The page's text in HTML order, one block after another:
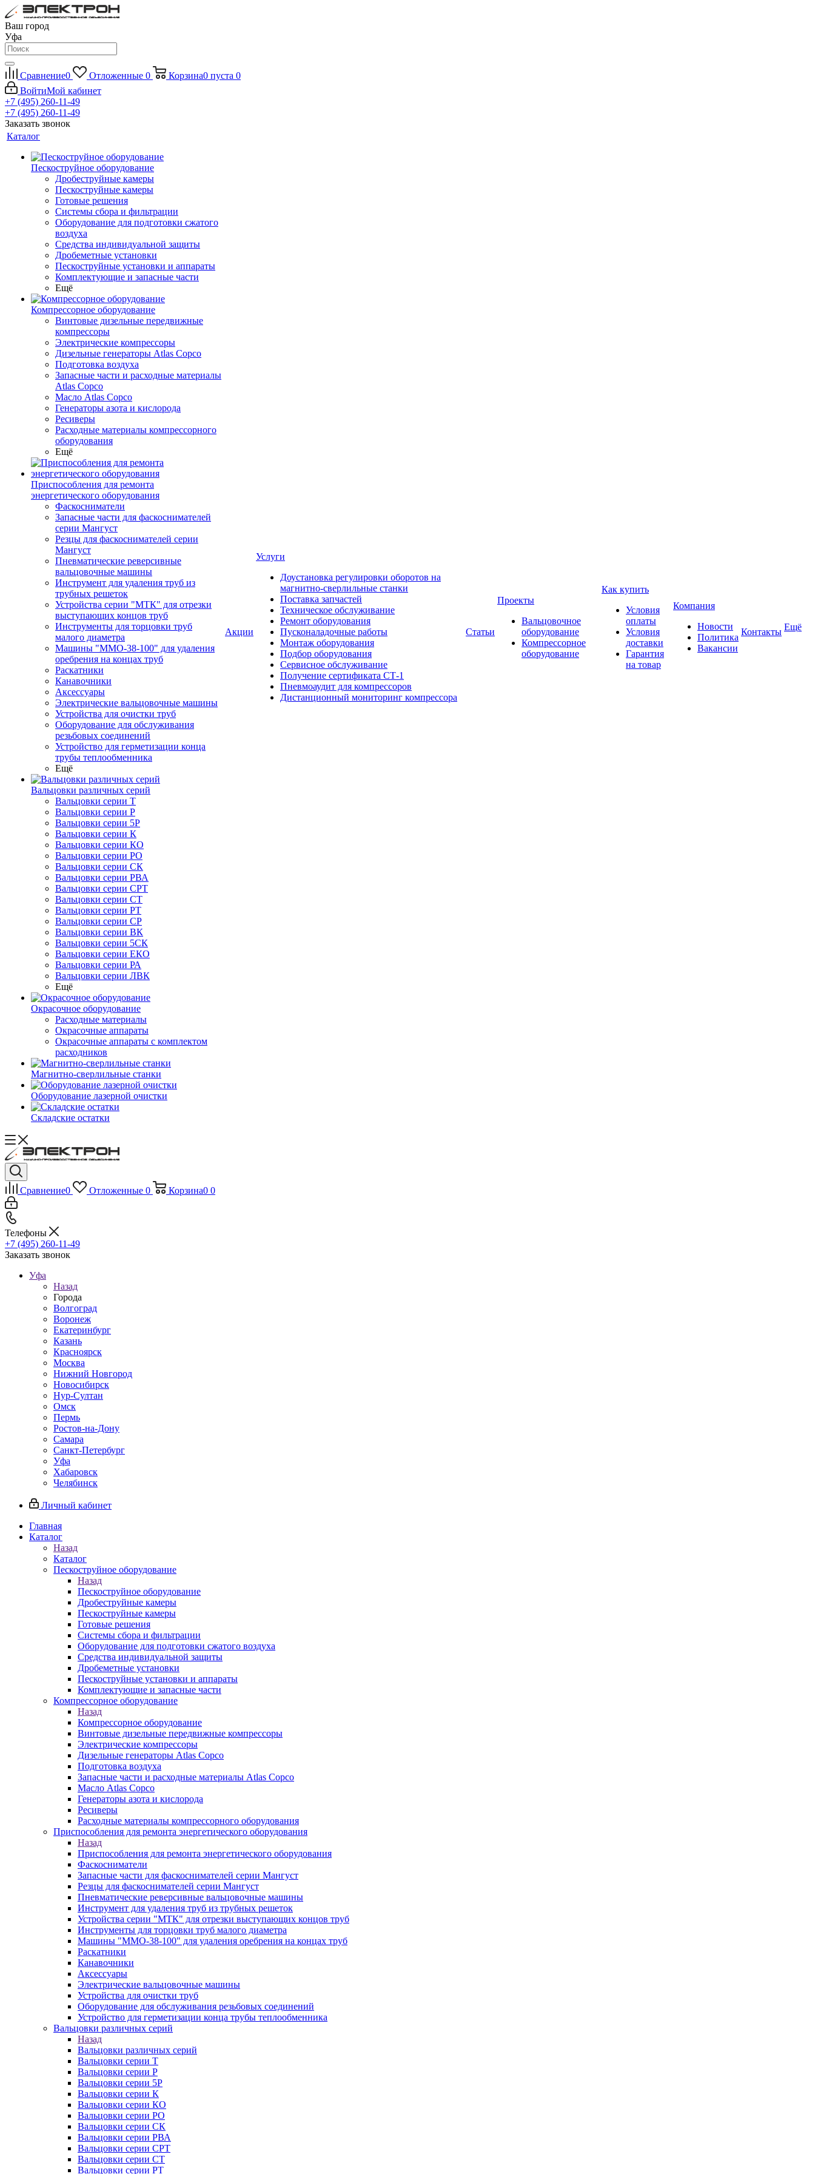
Ваш город
Уфа
Сравнение0 Отложенные 0 Корзина0 пуста 0
ВойтиМой кабинет
+7 (495) 260-11-49
+7 (495) 260-11-49
Заказать звонок
Каталог
Пескоструйное оборудование
Дробеструйные камеры
Пескоструйные камеры
Готовые решения
Системы сбора и фильтрации
Оборудование для подготовки сжатого
воздуха
Средства индивидуальной защиты
Дробеметные установки
Пескоструйные установки и аппараты
Комплектующие и запасные части
Ещё
Компрессорное оборудование
Винтовые дизельные передвижные
компрессоры
Электрические компрессоры
Дизельные генераторы Atlas Copco
Подготовка воздуха
Запасные части и расходные материалы
Atlas Copco
Масло Atlas Copco
Генераторы азота и кислорода
Ресиверы
Расходные материалы компрессорного
оборудования
Ещё
Приспособления для ремонта
энергетического оборудования
Фаскосниматели
Запасные части для фаскоснимателей
серии Мангуст
Резцы для фаскоснимателей серии
Мангуст
Пневматические реверсивные
вальцовочные машины
Инструмент для удаления труб из
трубных решеток
Устройства серии "МТК" для отрезки
выступающих концов труб
Инструменты для торцовки труб
малого диаметра
Машины "ММО-38-100" для удаления
оребрения на концах труб
Раскатники
Канавочники
Аксессуары
Электрические вальцовочные машины
Устройства для очистки труб
Оборудование для обслуживания
резьбовых соединений
Устройство для герметизации конца
трубы теплообменника
Ещё
Вальцовки различных серий
Вальцовки серии Т
Вальцовки серии Р
Вальцовки серии 5Р
Вальцовки серии К
Вальцовки серии КО
Вальцовки серии РО
Вальцовки серии СК
Вальцовки серии РВА
Вальцовки серии СРТ
Вальцовки серии СТ
Вальцовки серии РТ
Вальцовки серии СР
Вальцовки серии ВК
Вальцовки серии 5СК
Вальцовки серии ЕКО
Вальцовки серии РА
Вальцовки серии ЛВК
Ещё
Окрасочное оборудование
Расходные материалы
Окрасочные аппараты
Окрасочные аппараты с комплектом
расходников
Магнитно-сверлильные станки
Оборудование лазерной очистки
Складские остатки
Акции
Услуги
Доустановка регулировки оборотов на
магнитно-сверлильные станки
Поставка запчастей
Техническое обслуживание
Ремонт оборудования
Пусконаладочные работы
Монтаж оборудования
Подбор оборудования
Сервисное обслуживание
Получение сертификата СТ-1
Пневмоаудит для компрессоров
Дистанционный мониторинг компрессора
Статьи
Проекты
Вальцовочное
оборудование
Компрессорное
оборудование
Как купить
Условия
оплаты
Условия
доставки
Гарантия
на товар
Компания
Новости
Политика
Вакансии
Контакты Ещё
Сравнение0 Отложенные 0 Корзина0 0
Телефоны
+7 (495) 260-11-49
Заказать звонок
Уфа
Назад
Города
Волгоград
Воронеж
Екатеринбург
Казань
Красноярск
Москва
Нижний Новгород
Новосибирск
Нур-Султан
Омск
Пермь
Ростов-на-Дону
Самара
Санкт-Петербург
Уфа
Хабаровск
Челябинск
Личный кабинет
Главная
Каталог
Назад
Каталог
Пескоструйное оборудование
Назад
Пескоструйное оборудование
Дробеструйные камеры
Пескоструйные камеры
Готовые решения
Системы сбора и фильтрации
Оборудование для подготовки сжатого воздуха
Средства индивидуальной защиты
Дробеметные установки
Пескоструйные установки и аппараты
Комплектующие и запасные части
Компрессорное оборудование
Назад
Компрессорное оборудование
Винтовые дизельные передвижные компрессоры
Электрические компрессоры
Дизельные генераторы Atlas Copco
Подготовка воздуха
Запасные части и расходные материалы Atlas Copco
Масло Atlas Copco
Генераторы азота и кислорода
Ресиверы
Расходные материалы компрессорного оборудования
Приспособления для ремонта энергетического оборудования
Назад
Приспособления для ремонта энергетического оборудования
Фаскосниматели
Запасные части для фаскоснимателей серии Мангуст
Резцы для фаскоснимателей серии Мангуст
Пневматические реверсивные вальцовочные машины
Инструмент для удаления труб из трубных решеток
Устройства серии "МТК" для отрезки выступающих концов труб
Инструменты для торцовки труб малого диаметра
Машины "ММО-38-100" для удаления оребрения на концах труб
Раскатники
Канавочники
Аксессуары
Электрические вальцовочные машины
Устройства для очистки труб
Оборудование для обслуживания резьбовых соединений
Устройство для герметизации конца трубы теплообменника
Вальцовки различных серий
Назад
Вальцовки различных серий
Вальцовки серии Т
Вальцовки серии Р
Вальцовки серии 5Р
Вальцовки серии К
Вальцовки серии КО
Вальцовки серии РО
Вальцовки серии СК
Вальцовки серии РВА
Вальцовки серии СРТ
Вальцовки серии СТ
Вальцовки серии РТ